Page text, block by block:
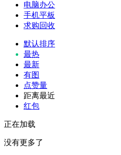
电脑办公
手机平板
求购回收
默认排序
最热
最新
有图
点赞量
距离最近
红包
正在加载
没有更多了